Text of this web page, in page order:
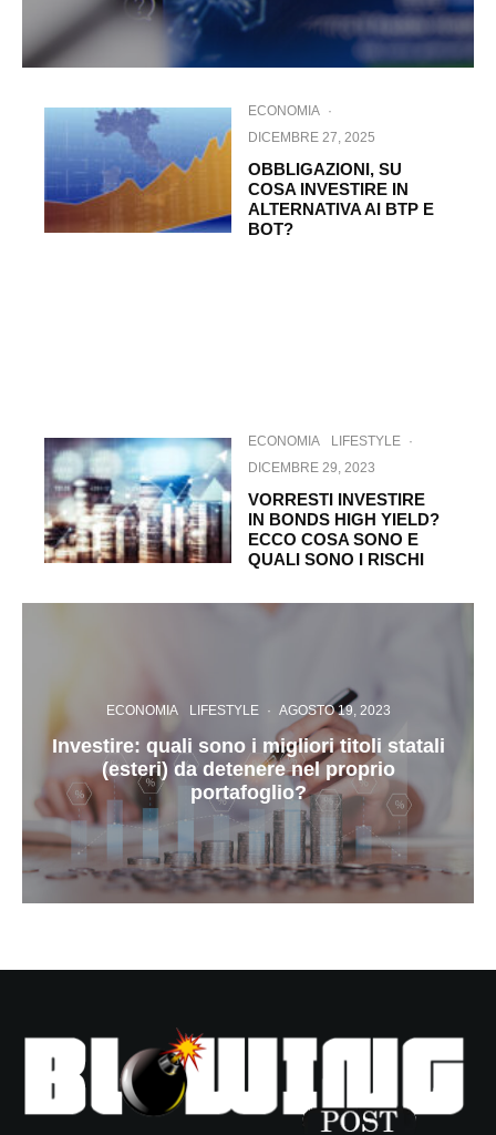
ECONOMIA ·
DICEMBRE 27, 2025
OBBLIGAZIONI, SU
COSA INVESTIRE IN
ALTERNATIVA AI BTP E
BOT?
ECONOMIA LIFESTYLE ·
DICEMBRE 29, 2023
VORRESTI INVESTIRE
IN BONDS HIGH YIELD?
ECCO COSA SONO E
QUALI SONO I RISCHI
ECONOMIA LIFESTYLE · AGOSTO 19, 2023
Investire: quali sono i migliori titoli statali
(esteri) da detenere nel proprio
portafoglio?